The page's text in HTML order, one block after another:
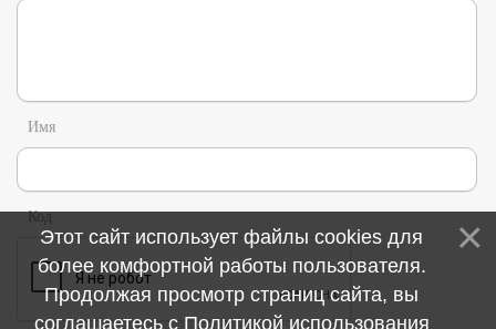
Имя
Код
Этот сайт использует файлы cookies для
более комфортной работы пользователя.
Продолжая просмотр страниц сайта, вы
соглашаетесь с Политикой использования